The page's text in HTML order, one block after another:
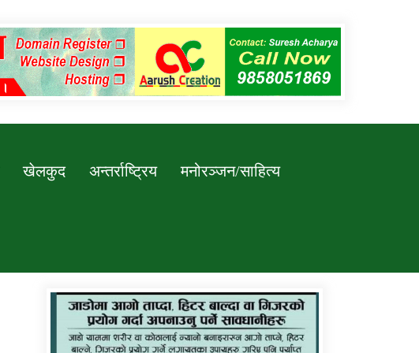
खेलकुद अन्तर्राष्ट्रिय मनोरञ्जन/साहित्य
कर्णाली प्रविधि शिक्षालय जुम्लाको सुचना